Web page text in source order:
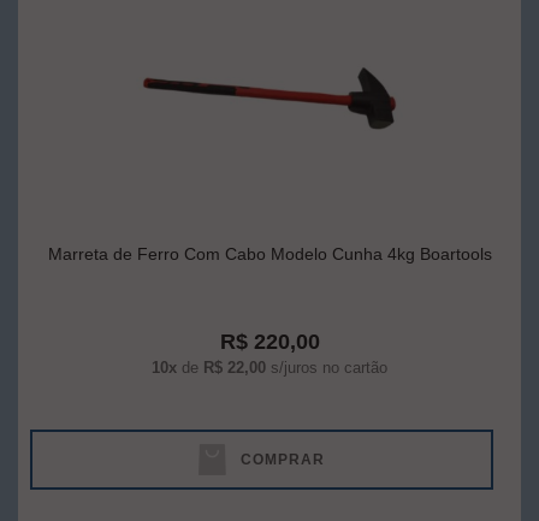
Marreta de Ferro Com Cabo Modelo Cunha 4kg Boartools
R$ 220,00
10x de R$ 22,00 s/juros no cartão
COMPRAR